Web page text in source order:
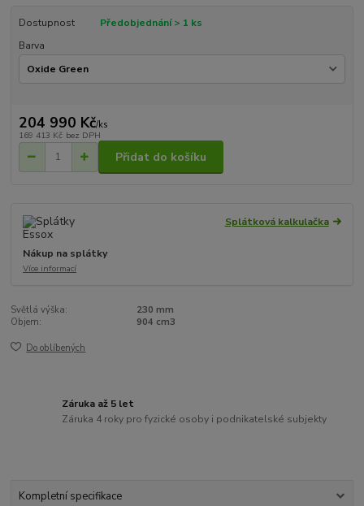
Dostupnost
Předobjednání > 1 ks
Barva
204 990 Kč/ks
169 413 Kč bez DPH
Přidat do košíku
Splátková kalkulačka
Nákup na splátky
Více informací
Světlá výška:
230 mm
Objem:
904 cm3
Do oblíbených
Záruka až 5 let
Záruka 4 roky pro fyzické osoby i podnikatelské subjekty
Kompletní specifikace